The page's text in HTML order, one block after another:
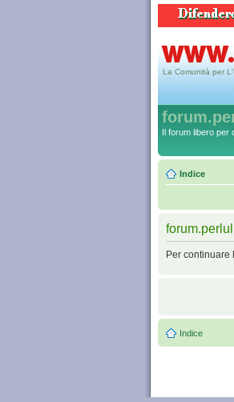
La Comunità per
Il forum libero per
Indice
Per
Indice